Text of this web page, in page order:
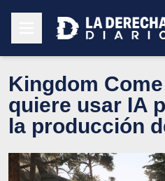
Kingdom
quiere usar IA
la producción